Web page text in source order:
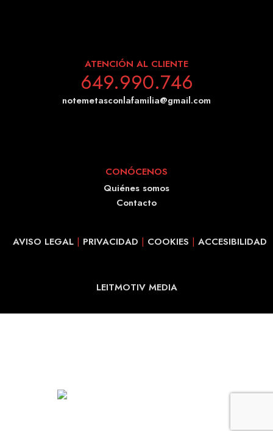
ATENCIÓN AL CLIENTE
649.990.746
notemetasconlafamilia@gmail.com
CONÓCENOS
Quiénes somos
Contacto
AVISO LEGAL| PRIVACIDAD | COOKIES | ACCESIBILIDAD
LEITMOTIV MEDIA